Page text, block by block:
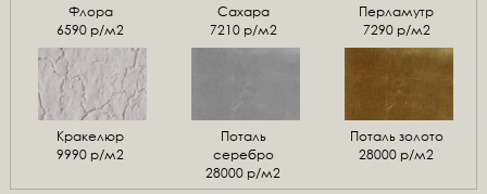
Флора
6590 р/м2
Сахара
7210 р/м2
Перламутр
7290 р/м2
Кракелюр
9990 р/м2
Поталь
серебро
28000 р/м2
Поталь золото
28000 р/м2